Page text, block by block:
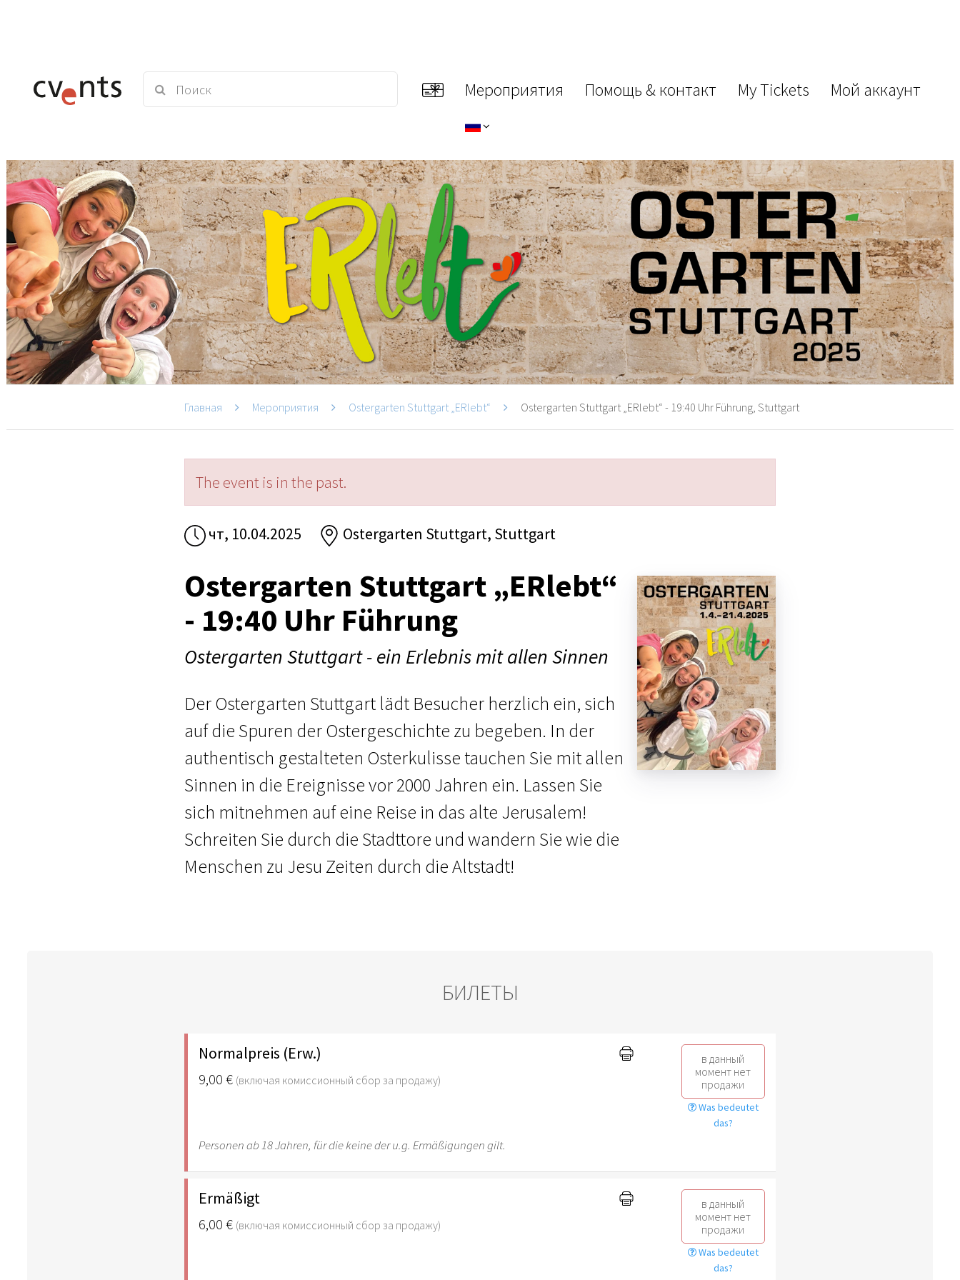
Мероприятия Помощь & контакт My Tickets Мой аккаунт
Главная Мероприятия Ostergarten Stuttgart „ERlebt“ Ostergarten Stuttgart „ERlebt“ - 19:40 Uhr Führung, Stuttgart
The event is in the past.
чт, 10.04.2025 Ostergarten Stuttgart, Stuttgart
Ostergarten Stuttgart „ERlebt“
- 19:40 Uhr Führung
Ostergarten Stuttgart - ein Erlebnis mit allen Sinnen
Der Ostergarten Stuttgart lädt Besucher herzlich ein, sich
auf die Spuren der Ostergeschichte zu begeben. In der
authentisch gestalteten Osterkulisse tauchen Sie mit allen
Sinnen in die Ereignisse vor 2000 Jahren ein. Lassen Sie
sich mitnehmen auf eine Reise in das alte Jerusalem!
Schreiten Sie durch die Stadttore und wandern Sie wie die
Menschen zu Jesu Zeiten durch die Altstadt!
БИЛЕТЫ
Normalpreis (Erw.)
9,00 € (включая комиссионный сбор за продажу)
в данный
момент нет
продажи
Was bedeutet
das?
Personen ab 18 Jahren, für die keine der u.g. Ermäßigungen gilt.
Ermäßigt
6,00 € (включая комиссионный сбор за продажу)
в данный
момент нет
продажи
Was bedeutet
das?